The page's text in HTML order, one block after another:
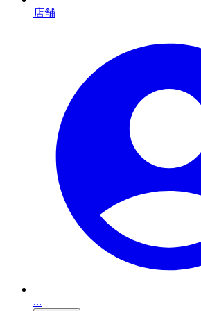
店舗
...